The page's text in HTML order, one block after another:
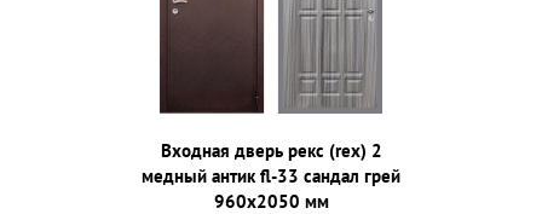
Входная дверь рекс (rex) 2
медный антик fl-33 сандал грей
960х2050 мм